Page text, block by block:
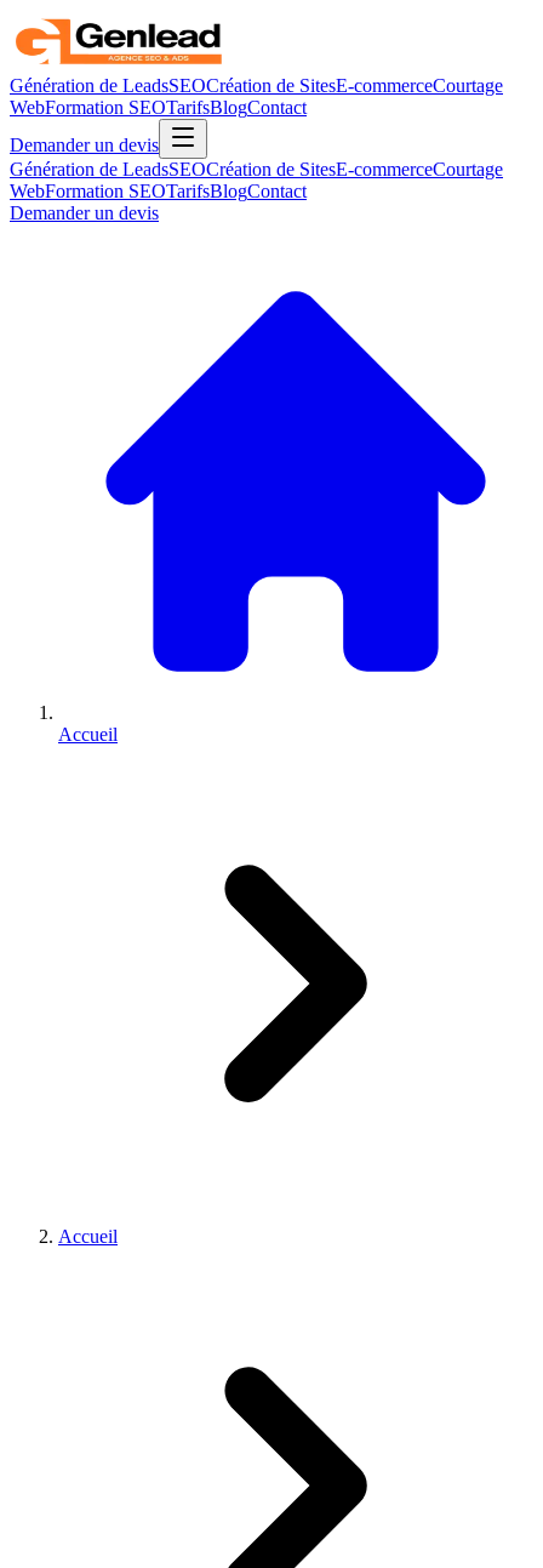
Génération de LeadsSEOCréation de SitesE-commerceCourtage
WebFormation SEOTarifsBlogContact
Demander un devis
Génération de LeadsSEOCréation de SitesE-commerceCourtage
WebFormation SEOTarifsBlogContact
Demander un devis
Accueil
Accueil